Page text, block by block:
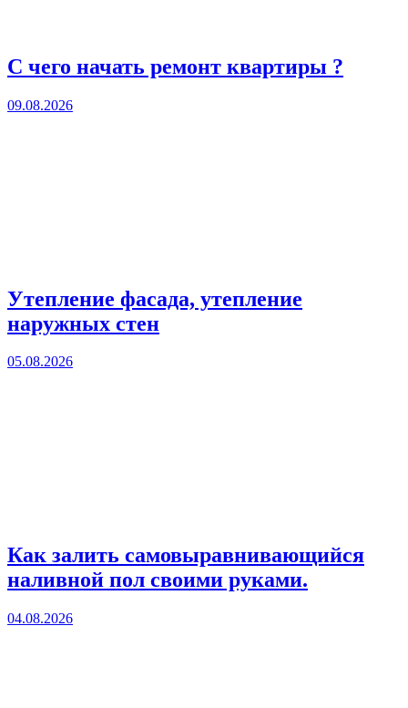
С чего начать ремонт квартиры ?
09.08.2026
Утепление фасада, утепление
наружных стен
05.08.2026
Как залить самовыравнивающийся
наливной пол своими руками.
04.08.2026